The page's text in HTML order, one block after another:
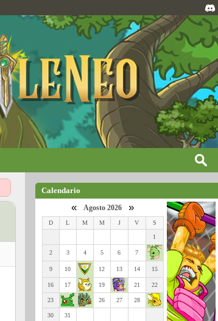
Calendario
« Agosto 2026 »
D L M M J V S
1
2 3 4 5 6 7
9 10 12 13 14 15
16 17 19 21 22
23 26 27 28
30 31